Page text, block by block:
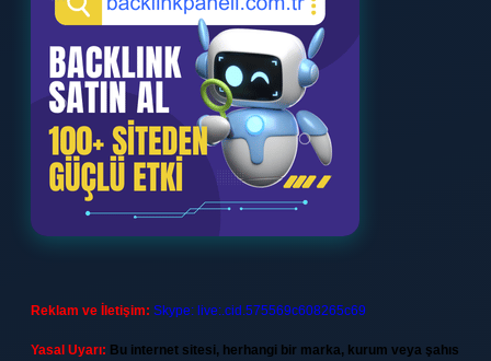
Reklam ve İletişim: Skype: live:.cid.575569c608265c69
Yasal Uyarı: Bu internet sitesi, herhangi bir marka, kurum veya şahıs